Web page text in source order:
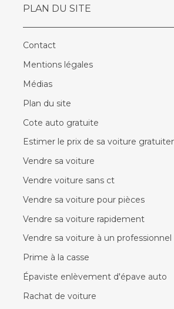
PLAN DU SITE
Contact
Mentions légales
Médias
Plan du site
Cote auto gratuite
Estimer le prix de sa voiture
Vendre sa voiture
Vendre voiture sans ct
Vendre sa voiture pour pièces
Vendre sa voiture rapidement
Vendre sa voiture à un professionnel
Prime à la casse
Épaviste enlèvement d'épave auto
Rachat de voiture